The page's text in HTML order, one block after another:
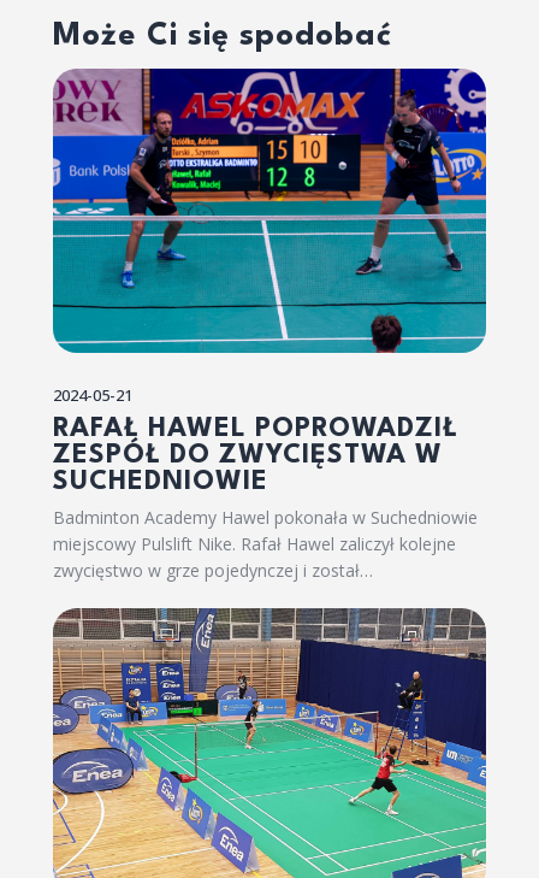
Może Ci się spodobać
2024-05-21
RAFAŁ HAWEL POPROWADZIŁ
ZESPÓŁ DO ZWYCIĘSTWA W
SUCHEDNIOWIE
Badminton Academy Hawel pokonała w Suchedniowie
miejscowy Pulslift Nike. Rafał Hawel zaliczył kolejne
zwycięstwo w grze pojedynczej i został…